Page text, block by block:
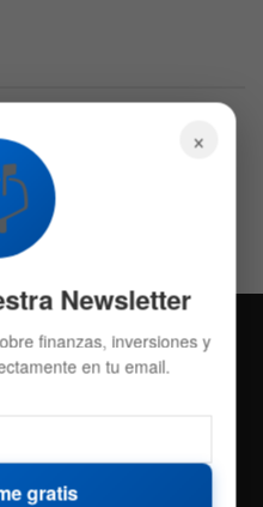
×
Newsletter
finanzas, inversiones y
en tu email.
gratis